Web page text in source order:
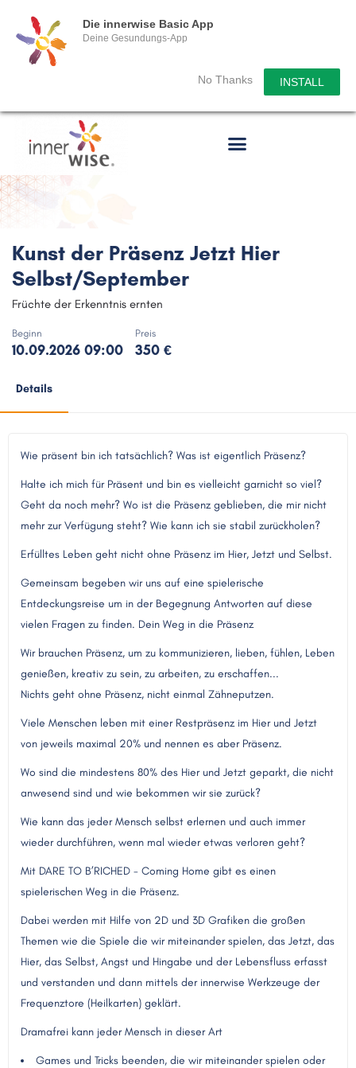
Die innerwise Basic App
Deine Gesundungs-App
No Thanks INSTALL
Kunst der Präsenz Jetzt Hier
Selbst/September
Früchte der Erkenntnis ernten
Beginn
10.09.2026 09:00
Preis
350 €
Details
Wie präsent bin ich tatsächlich? Was ist eigentlich Präsenz?
Halte ich mich für Präsent und bin es vielleicht garnicht so viel?
Geht da noch mehr? Wo ist die Präsenz geblieben, die mir nicht
mehr zur Verfügung steht? Wie kann ich sie stabil zurückholen?
Erfülltes Leben geht nicht ohne Präsenz im Hier, Jetzt und Selbst.
Gemeinsam begeben wir uns auf eine spielerische
Entdeckungsreise um in der Begegnung Antworten auf diese
vielen Fragen zu finden. Dein Weg in die Präsenz
Wir brauchen Präsenz, um zu kommunizieren, lieben, fühlen, Leben
genießen, kreativ zu sein, zu arbeiten, zu erschaffen...
Nichts geht ohne Präsenz, nicht einmal Zähneputzen.
Viele Menschen leben mit einer Restpräsenz im Hier und Jetzt
von jeweils maximal 20% und nennen es aber Präsenz.
Wo sind die mindestens 80% des Hier und Jetzt geparkt, die nicht
anwesend sind und wie bekommen wir sie zurück?
Wie kann das jeder Mensch selbst erlernen und auch immer
wieder durchführen, wenn mal wieder etwas verloren geht?
Mit DARE TO B’RICHED - Coming Home gibt es einen
spielerischen Weg in die Präsenz.
Dabei werden mit Hilfe von 2D und 3D Grafiken die großen
Themen wie die Spiele die wir miteinander spielen, das Jetzt, das
Hier, das Selbst, Angst und Hingabe und der Lebensfluss erfasst
und verstanden und dann mittels der innerwise Werkzeuge der
Frequenztore (Heilkarten) geklärt.
Dramafrei kann jeder Mensch in dieser Art
Games und Tricks beenden, die wir miteinander spielen oder